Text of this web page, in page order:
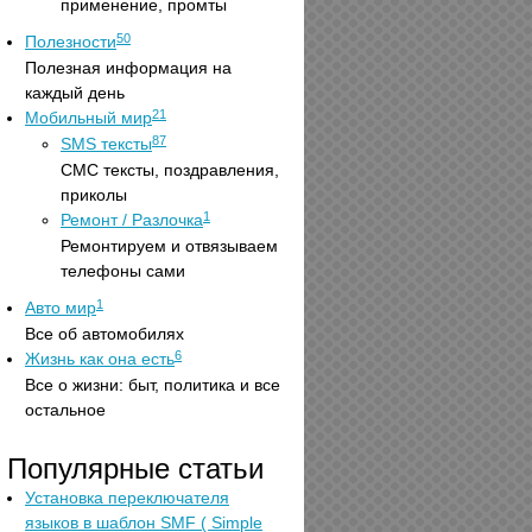
применение, промты
Полезности50
Полезная информация на
каждый день
Мобильный мир21
SMS тексты87
СМС тексты, поздравления,
приколы
Ремонт / Разлочка1
Ремонтируем и отвязываем
телефоны сами
Авто мир1
Все об автомобилях
Жизнь как она есть6
Все о жизни: быт, политика и все
остальное
Популярные статьи
Установка переключателя
языков в шаблон SMF ( Simple